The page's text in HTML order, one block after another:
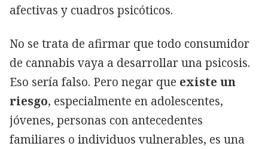
afectivas y cuadros psicóticos.
No se trata de afirmar que todo consumidor
de cannabis vaya a desarrollar una psicosis.
Eso sería falso. Pero negar que existe un
riesgo, especialmente en adolescentes,
jóvenes, personas con antecedentes
familiares o individuos vulnerables, es una